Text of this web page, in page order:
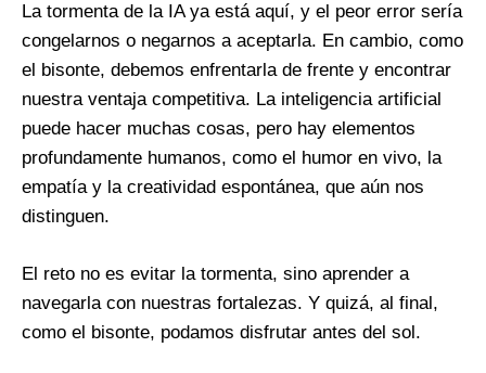
La tormenta de la IA ya está aquí, y el peor error sería
congelarnos o negarnos a aceptarla. En cambio, como
el bisonte, debemos enfrentarla de frente y encontrar
nuestra ventaja competitiva. La inteligencia artificial
puede hacer muchas cosas, pero hay elementos
profundamente humanos, como el humor en vivo, la
empatía y la creatividad espontánea, que aún nos
distinguen.
El reto no es evitar la tormenta, sino aprender a
navegarla con nuestras fortalezas. Y quizá, al final,
como el bisonte, podamos disfrutar antes del sol.